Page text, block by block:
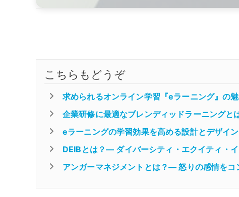
こちらもどうぞ
求められるオンライン学習『eラーニング』の
企業研修に最適なブレンディッドラーニングと
eラーニングの学習効果を高める設計とデザイ
DEIBとは？― ダイバーシティ・エクイティ・
アンガーマネジメントとは？― 怒りの感情をコ